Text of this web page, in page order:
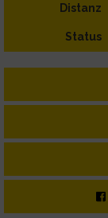
Distanz
Status